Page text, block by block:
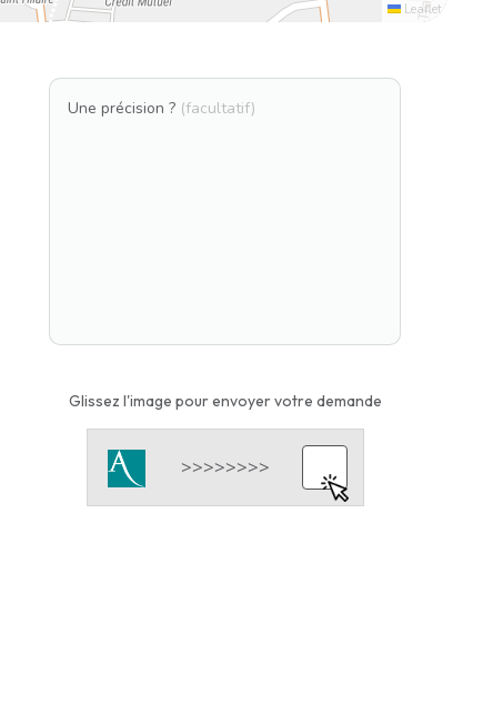
Leaflet
Une précision ? (facultatif)
Glissez l'image pour envoyer votre demande